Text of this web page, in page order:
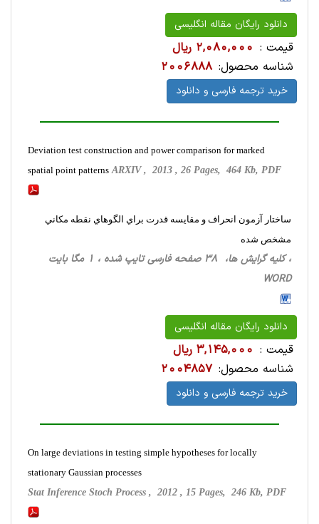
دانلود رایگان مقاله انگلیسی
قیمت : 2,080,000 ریال
شناسه محصول: 2006888
خرید ترجمه فارسی و دانلود
Deviation test construction and power comparison for marked
spatial point patterns ARXIV , 2013 , 26 Pages, 464 Kb, PDF
ساختار آزمون انحراف و مقايسه قدرت براي الگوهاي نقطه مكاني
مشخص شده
، کلیه گرایش ها، 38 صفحه فارسی تایپ شده ، 1 مگا بایت
WORD
دانلود رایگان مقاله انگلیسی
قیمت : 3,145,000 ریال
شناسه محصول: 2004857
خرید ترجمه فارسی و دانلود
On large deviations in testing simple hypotheses for locally
stationary Gaussian processes
Stat Inference Stoch Process , 2012 , 15 Pages, 246 Kb, PDF